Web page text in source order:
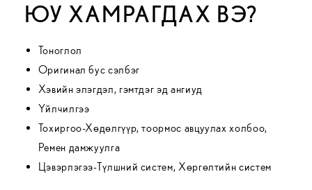
ЮУ ХАМРАГДАХ ВЭ?
Тоноглол
Оригинал бус сэлбэг
Хэвийн элэгдэл, гэмтдэг эд ангиуд
Үйлчилгээ
Тохиргоо-Хөдөлгүүр, тоормос авцуулах холбоо,
Ремен дамжуулга
Цэвэрлэгээ-Түлшний систем, Хөргөлтийн систем